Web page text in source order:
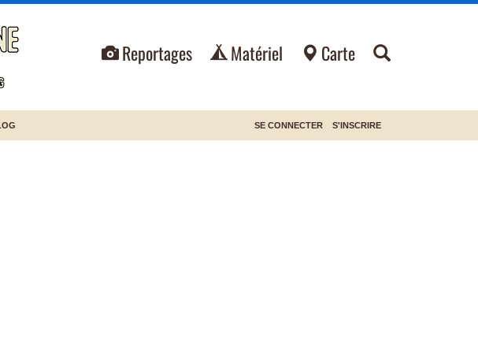
Reportages Matériel Carte
SE CONNECTER S'INSCRIRE